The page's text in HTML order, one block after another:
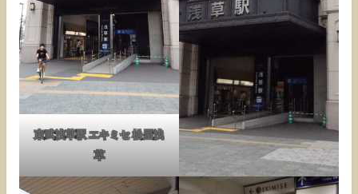
東武浅草駅 エキミセ 松屋浅
草